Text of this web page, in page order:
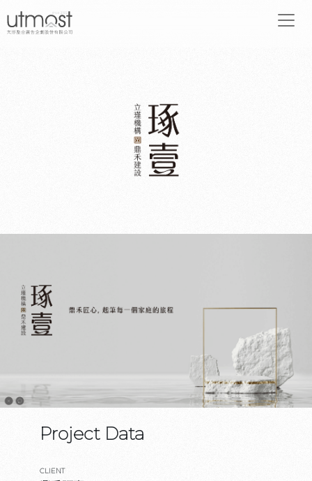
Project Data
CLIENT